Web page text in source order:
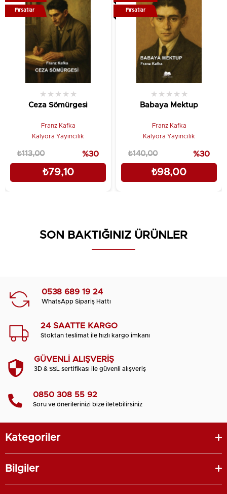
Ceza Sömürgesi
★ ★ ★ ★ ★
Franz Kafka
Kalyora Yayıncılık
₺79,10
₺113,00 %30
Fırsatlar
Babaya Mektup
★ ★ ★ ★ ★
Franz Kafka
Kalyora Yayıncılık
₺98,00
₺140,00 %30
Fırsatlar
SON BAKTIĞINIZ ÜRÜNLER
0538 689 19 24
WhatsApp Sipariş Hattı
24 SAATTE KARGO
Stoktan teslimat ile hızlı kargo imkanı
GÜVENLİ ALIŞVERİŞ
3D & SSL sertifikası ile güvenli alışveriş
0850 308 55 92
Soru ve önerilerinizi bize iletebilirsiniz
Kategoriler
Bilgiler